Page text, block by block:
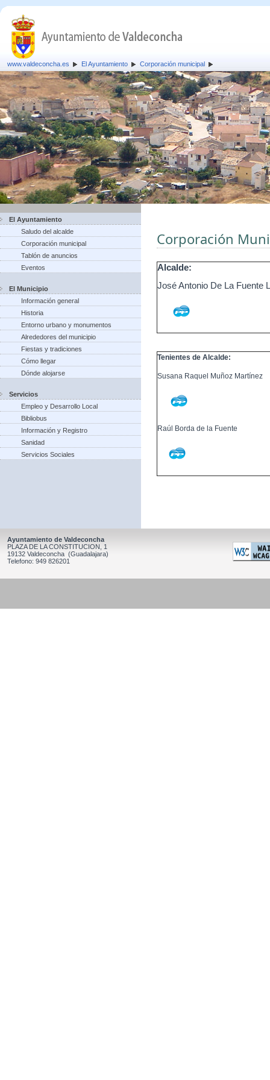
www.valdeconcha.es El Ayuntamiento Corporación municipal
El Ayuntamiento
Saludo del alcalde
Corporación municipal
Tablón de anuncios
Eventos
El Municipio
Información general
Historia
Entorno urbano y monumentos
Alrededores del municipio
Fiestas y tradiciones
Cómo llegar
Dónde alojarse
Servicios
Empleo y Desarrollo Local
Bibliobus
Información y Registro
Sanidad
Servicios Sociales
Corporación
Alcalde:
José Antonio De La Fuente
Tenientes de Alcalde:
Susana Raquel Muñoz Martínez
Raúl Borda de la Fuente
Ayuntamiento de Valdeconcha
PLAZA DE LA CONSTITUCION, 1
19132 Valdeconcha (Guadalajara)
Telefono: 949 826201